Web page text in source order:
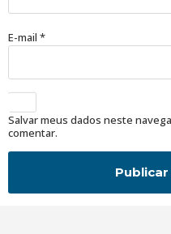
E-mail *
Salvar meus dados neste
comentar.